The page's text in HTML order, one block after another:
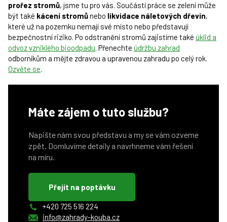
prořez stromů, jsme tu pro vás. Součástí práce se zelení může
být také kácení stromůnebo likvidace náletových dřevin,
které už na pozemku nemají své místo nebo představují
bezpečnostní riziko. Po odstranění stromů zajistíme také úklid a
odvoz vzniklého bioodpadu. Přenechte údržbu zahrad
odborníkům a mějte zdravou a upravenou zahradu po celý rok.
Ozvěte se.
Máte zájem o tuto službu?
Napište nám svou představu a my se vám ozveme
zpět. Domluvíme detaily a navrhneme vám řešení
na míru.
Přejít na poptávku
+420 725 516 224
info@zahrady-kouba.cz